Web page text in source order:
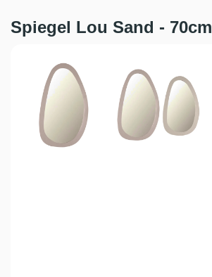
Spiegel Lou Sand - 70cm